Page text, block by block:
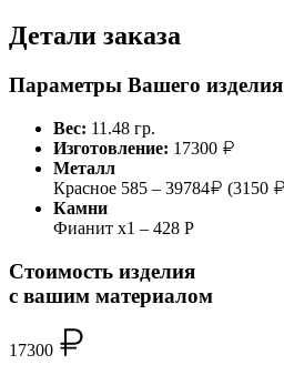
Детали заказа
Параметры Вашего изделия
Вес: 11.48 гр.
Изготовление: 17300
Металл
Красное 585 – 39784
(3150
Камни
Фианит x1 – 428 Р
Стоимость изделия
с вашим материалом
17300